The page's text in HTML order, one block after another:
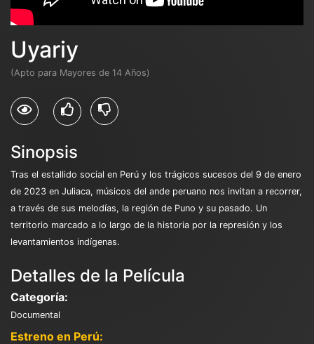
Uyariy
(Apto para Mayores de 14 Años)
Sinopsis
Tras el estallido social en Perú y los trágicos sucesos del 9 de enero
de 2023 en Juliaca, músicos del ande peruano nos invitan a recorrer,
a través de sus melodías, la región de Puno y su pasado. Un
territorio marcado a lo largo de la historia por la represión y los
levantamientos indígenas.
Detalles de la Película
Categoría:
Documental
Estreno en Perú: